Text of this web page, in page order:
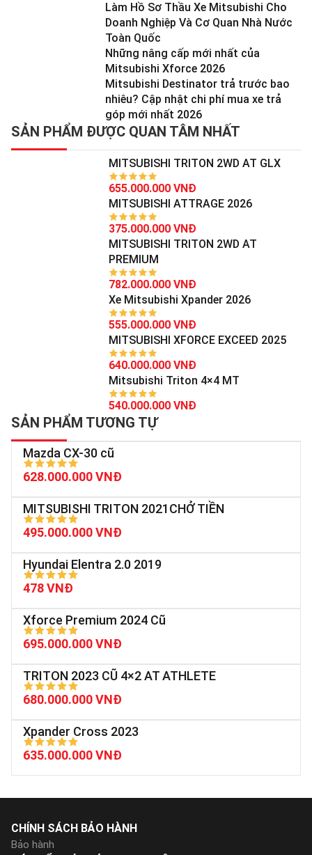
Làm Hồ Sơ Thầu Xe Mitsubishi Cho
Doanh Nghiệp Và Cơ Quan Nhà Nước
Toàn Quốc
Những nâng cấp mới nhất của
Mitsubishi Xforce 2026
Mitsubishi Destinator trả trước bao
nhiêu? Cập nhật chi phí mua xe trả
góp mới nhất 2026
SẢN PHẨM ĐƯỢC QUAN TÂM NHẤT
MITSUBISHI TRITON 2WD AT GLX
655.000.000 VNĐ
MITSUBISHI ATTRAGE 2026
375.000.000 VNĐ
MITSUBISHI TRITON 2WD AT
PREMIUM
782.000.000 VNĐ
Xe Mitsubishi Xpander 2026
555.000.000 VNĐ
MITSUBISHI XFORCE EXCEED 2025
640.000.000 VNĐ
Mitsubishi Triton 4×4 MT
540.000.000 VNĐ
SẢN PHẨM TƯƠNG TỰ
Mazda CX-30 cũ
628.000.000 VNĐ
MITSUBISHI TRITON 2021CHỞ TIỀN
495.000.000 VNĐ
Hyundai Elentra 2.0 2019
478 VNĐ
Xforce Premium 2024 Cũ
695.000.000 VNĐ
TRITON 2023 CŨ 4×2 AT ATHLETE
680.000.000 VNĐ
Xpander Cross 2023
635.000.000 VNĐ
CHÍNH SÁCH BẢO HÀNH
Bảo hành